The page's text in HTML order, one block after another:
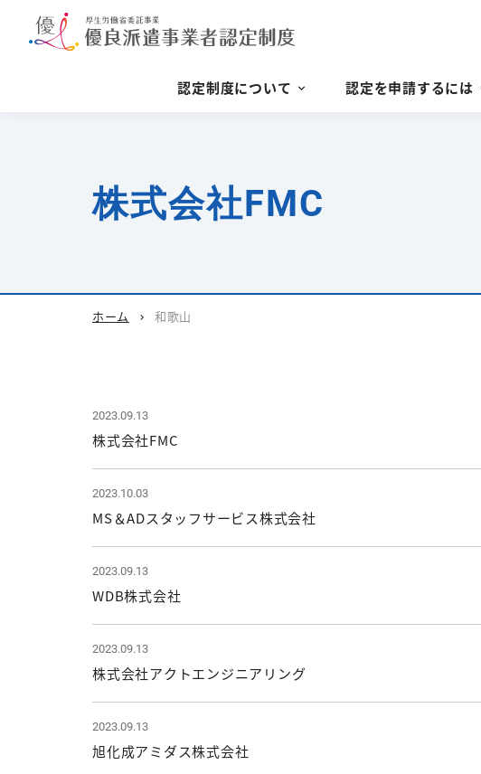
認定制度について 認定を申請するには
株式会社FMC
ホーム chevron_right 和歌山
2023.09.13
株式会社FMC
2023.10.03
MS＆ADスタッフサービス株式会社
2023.09.13
WDB株式会社
2023.09.13
株式会社アクトエンジニアリング
2023.09.13
旭化成アミダス株式会社